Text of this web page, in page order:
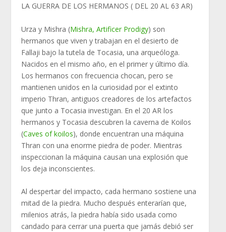
LA GUERRA DE LOS HERMANOS ( DEL 20 AL 63 AR)
Urza y ​​Mishra (Mishra, Artificer Prodigy) son
hermanos que viven y trabajan en el desierto de
Fallaji bajo la tutela de Tocasia, una arqueóloga.
Nacidos en el mismo año, en el primer y último día.
Los hermanos con frecuencia chocan, pero se
mantienen unidos en la curiosidad por el extinto
imperio Thran, antiguos creadores de los artefactos
que junto a Tocasia investigan. En el 20 AR los
hermanos y Tocasia descubren la caverna de Koilos
(Caves of koilos), donde encuentran una máquina
Thran con una enorme piedra de poder. Mientras
inspeccionan la máquina causan una explosión que
los deja inconscientes.
Al despertar del impacto, cada hermano sostiene una
mitad de la piedra. Mucho después enterarían que,
milenios atrás, la piedra había sido usada como
candado para cerrar una puerta que jamás debió ser